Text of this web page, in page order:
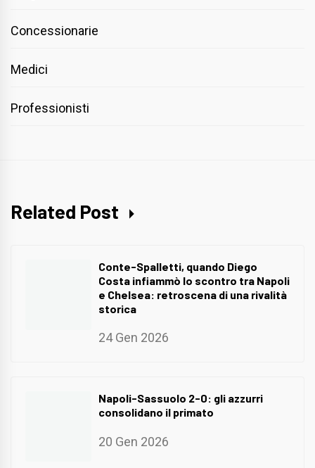
Concessionarie
Medici
Professionisti
Related Post
Conte-Spalletti, quando Diego
Costa infiammò lo scontro tra Napoli
e Chelsea: retroscena di una rivalità
storica
24 Gen 2026
Napoli-Sassuolo 2-0: gli azzurri
consolidano il primato
20 Gen 2026